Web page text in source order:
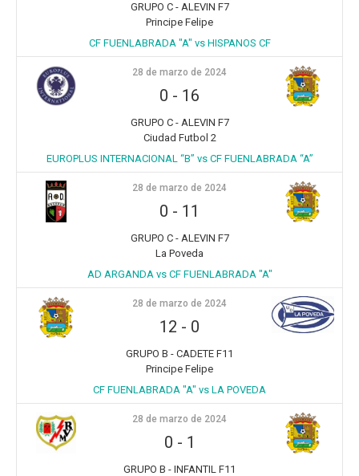
GRUPO C - ALEVIN F7
Principe Felipe
CF FUENLABRADA "A" vs HISPANOS CF
28 de marzo de 2024
0 - 16
GRUPO C - ALEVIN F7
Ciudad Futbol 2
EUROPLUS INTERNACIONAL “B” vs CF FUENLABRADA “A”
28 de marzo de 2024
0 - 11
GRUPO C - ALEVIN F7
La Poveda
AD ARGANDA vs CF FUENLABRADA "A"
28 de marzo de 2024
12 - 0
GRUPO B - CADETE F11
Principe Felipe
CF FUENLABRADA "A" vs LA POVEDA
28 de marzo de 2024
0 - 1
GRUPO B - INFANTIL F11